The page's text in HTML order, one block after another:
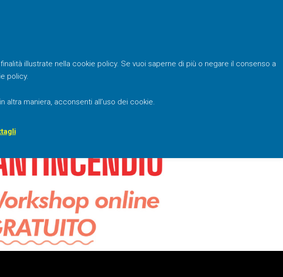
illustrate nella cookie policy. Se vuoi saperne di più o negare il consenso a
policy.
altra maniera, acconsenti all’uso dei cookie.